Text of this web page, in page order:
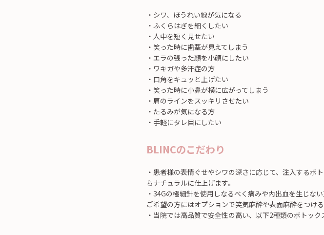
・シワ、ほうれい線が気になる
・ふくらはぎを細くしたい
・人中を短く見せたい
・笑った時に歯茎が見えてしまう
・エラの張った顔を小顔にしたい
・ワキガや多汗症の方
・口角をキュッと上げたい
・笑った時に小鼻が横に広がってしまう
・肩のラインをスッキリさせたい
・たるみが気になる方
・手軽にタレ目にしたい
BLINCのこだわり
・患者様の表情ぐせやシワの深さに応じて、注入する
らナチュラルに仕上げます。
・34Gの極細針を使用しなるべく痛みや内出血を生じない
ご希望の方にはオプションで笑気麻酔や表面麻酔をつける
・当院では高品質で安全性の高い、以下2種類のボトック